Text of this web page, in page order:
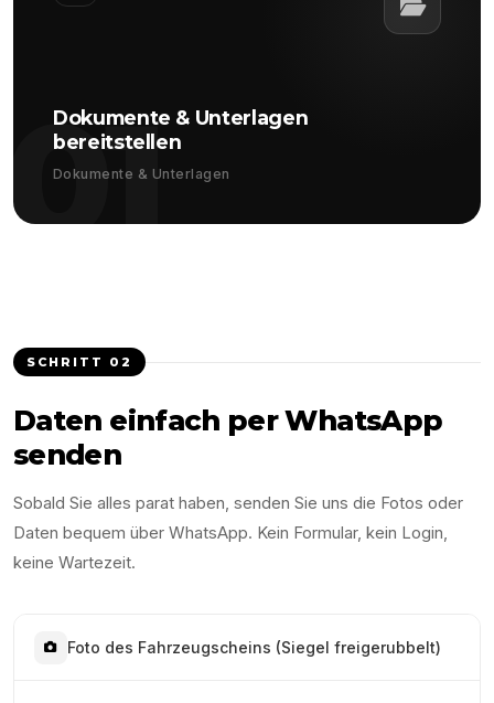
01
Dokumente & Unterlagen
bereitstellen
Dokumente & Unterlagen
SCHRITT 02
Daten einfach per WhatsApp
senden
Sobald Sie alles parat haben, senden Sie uns die Fotos oder
Daten bequem über WhatsApp. Kein Formular, kein Login,
keine Wartezeit.
Foto des Fahrzeugscheins (Siegel freigerubbelt)